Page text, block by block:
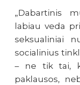
„Dabartinis
labiau veda
seksualiniai
socialinius
– ne tik tai,
paklausos,